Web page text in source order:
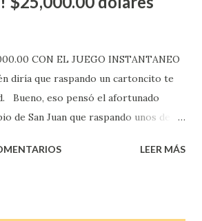
CON EL JUEGO INSTANTANEO
diría que raspando un cartoncito te
Bueno, eso pensó el afortunado
de San Juan que raspando unos de
$25,000,00 dólares. Este es el anuncio
LEER MÁS